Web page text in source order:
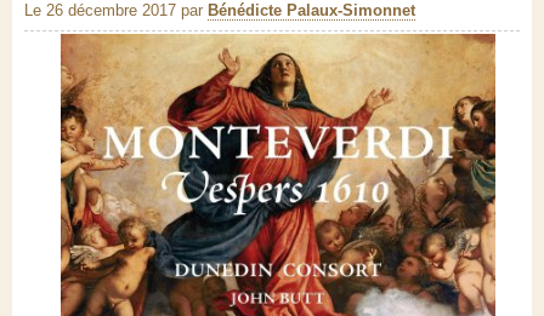
Le 26 décembre 2017 par Bénédicte Palaux-Simonnet